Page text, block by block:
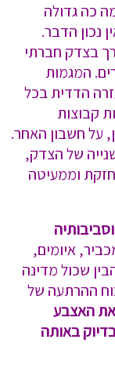
כה גדולה
נכון הדבר.
בצדק חברתי
המגמות
הדדית בכל
קבוצות
על חשבון האחר.
של הצדק,
וממעיטה
איומים,
שכול מדינה
ההרתעה של
את האצבע
באותה